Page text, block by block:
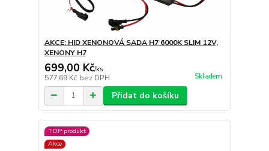
AKCE: HID XENONOVÁ SADA H7 6000K SLIM 12V,
XENONY H7
699,00 Kč/ks
577,69 Kč bez DPH Skladem
Přidat do košíku
TOP produkt
Akce